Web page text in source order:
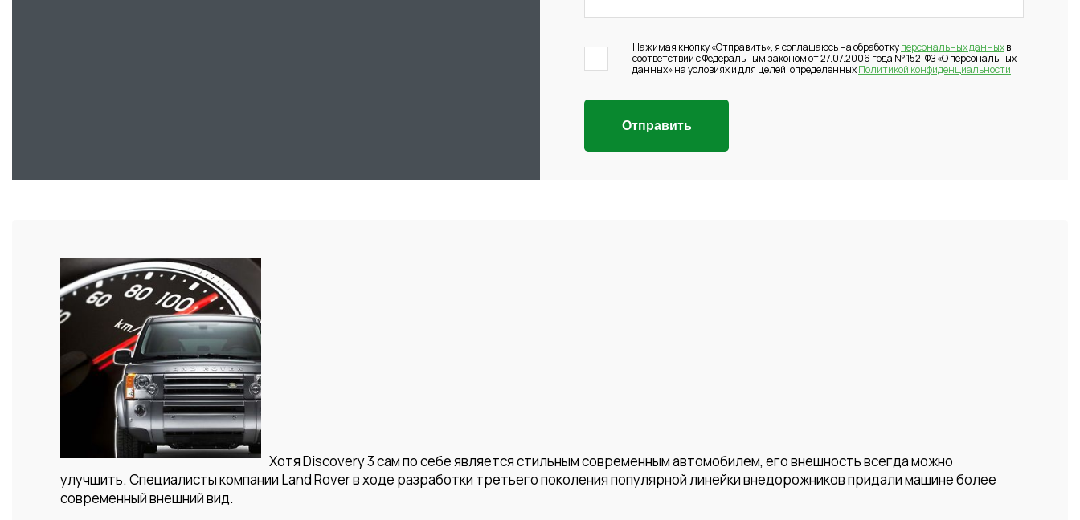
Нажимая кнопку «Отправить», я соглашаюсь на обработкуперсональных данныхв
соответствии с Федеральным законом от 27.07.2006 года № 152-ФЗ «О персональных
данных» на условиях и для целей, определенныхПолитикой конфиденциальности
Отправить
Хотя Discovery 3 сам по себе является стильным современным автомобилем, его внешность всегда можно
улучшить. Специалисты компании Land Rover в ходе разработки третьего поколения популярной линейки внедорожников придали машине более
современный внешний вид.